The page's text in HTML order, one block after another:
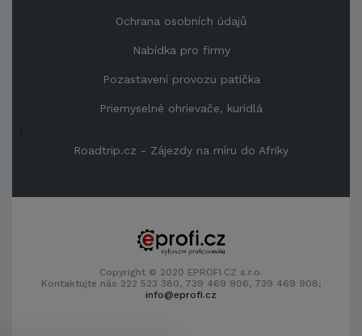
Ochrana osobních údajů
Nabídka pro firmy
Pozastavení provozu patička
Priemyselné ohrievače, kuridlá
Roadtrip.cz - Zájezdy na míru do Afriky
Copyright © 2020 EPROFI.CZ s.r.o.
Kontaktujte nás 222 523 380, 739 469 906, 739 469 908;
info@eprofi.cz